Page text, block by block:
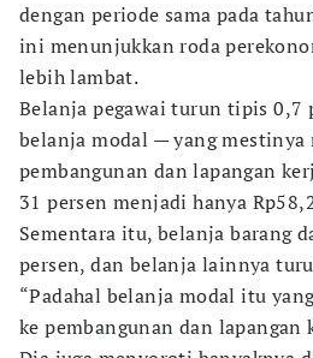
dengan periode sama pada
ini menunjukkan roda
lebih lambat.
Belanja pegawai turun tipis 0,7
belanja modal — yang mestinya
pembangunan dan lapangan
31 persen menjadi hanya
Sementara itu, belanja barang
persen, dan belanja lainnya
“Padahal belanja modal itu
ke pembangunan dan lapangan